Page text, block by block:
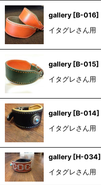
gallery [B-016]
イタグレさん用
gallery [B-015]
イタグレさん用
gallery [B-014]
イタグレさん用
gallery [H-034]
イタグレさん用